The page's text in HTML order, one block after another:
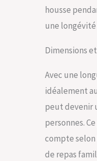
housse
une
Dimensions
Avec une
idéalement
peut devenir
personnes.
compte selon
de repas